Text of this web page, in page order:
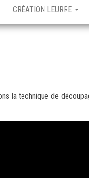
CRÉATION LEURRE
la technique de